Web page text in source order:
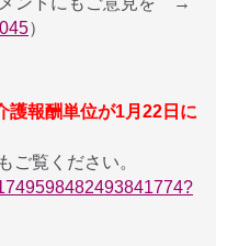
）
護報酬単位が1月22日に
ご覧ください。